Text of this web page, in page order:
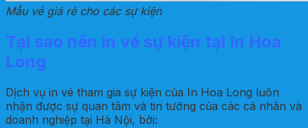
Mẫu vé giá rẻ cho các sự kiện
Tại sao nên in vé sự kiện tại In Hoa
Long
Dịch vụ in vé tham gia sự kiện của In Hoa Long luôn
nhận được sự quan tâm và tin tưởng của các cá nhân và
doanh nghiệp tại Hà Nội, bởi: